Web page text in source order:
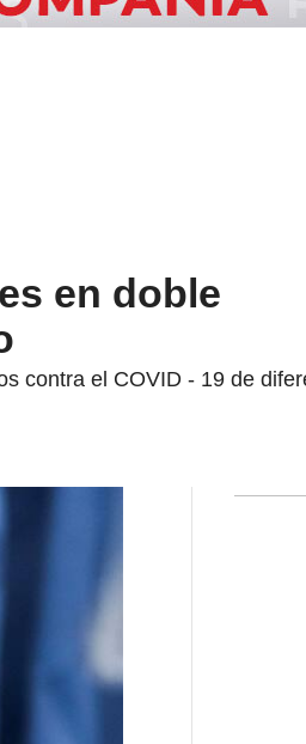
en doble
contra el COVID - 19 de